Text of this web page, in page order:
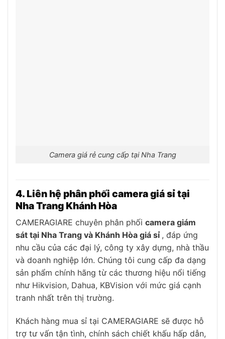
Camera giá rẻ cung cấp tại Nha Trang
4. Liên hệ phân phối camera giá sỉ tại
Nha Trang Khánh Hòa
CAMERAGIARE chuyên phân phối camera giám
sát tại Nha Trang và Khánh Hòa giá sỉ , đáp ứng
nhu cầu của các đại lý, công ty xây dựng, nhà thầu
và doanh nghiệp lớn. Chúng tôi cung cấp đa dạng
sản phẩm chính hãng từ các thương hiệu nổi tiếng
như Hikvision, Dahua, KBVision với mức giá cạnh
tranh nhất trên thị trường.
Khách hàng mua sỉ tại CAMERAGIARE sẽ được hỗ
trợ tư vấn tận tình, chính sách chiết khấu hấp dẫn,